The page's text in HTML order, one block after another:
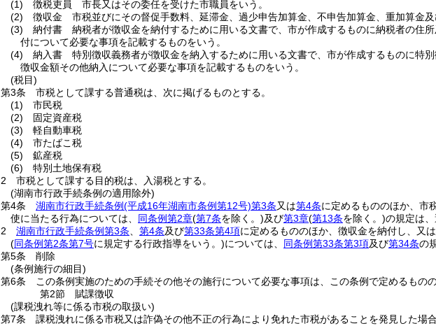
(1)
徴税吏員 市長又はその委任を受けた市職員をいう。
(2)
徴収金 市税並びにその督促手数料、延滞金、過少申告加算金、不申告加算金、重加算金及
(3)
納付書 納税者が徴収金を納付するために用いる文書で、市が作成するものに納税者の住
付について必要な事項を記載するものをいう。
(4)
納入書 特別徴収義務者が徴収金を納入するために用いる文書で、市が作成するものに特
徴収金額その他納入について必要な事項を記載するものをいう。
(税目)
第3条
市税として課する普通税は、次に掲げるものとする。
(1)
市民税
(2)
固定資産税
(3)
軽自動車税
(4)
市たばこ税
(5)
鉱産税
(6)
特別土地保有税
2
市税として課する目的税は、入湯税とする。
(湖南市行政手続条例の適用除外)
第4条
湖南市行政手続条例(平成16年湖南市条例第12号)第3条又は第4条に定めるもののほか、市
使に当たる行為については、 同条例第2章(第7条を除く。)及び第3章(第13条を除く。)の規定は、
2
湖南市行政手続条例第3条 第4条及び第33条第4項に定めるもののほか、徴収金を納付し、又
(同条例第2条第7号に規定する行政指導をいう。)については、 同条例第33条第3項及び第34条の
第5条
削除
(条例施行の細目)
第6条
この条例実施のための手続その他その施行について必要な事項は、この条例で定めるもの
第2節
賦課徴収
(課税洩れ等に係る市税の取扱い)
第7条
課税洩れに係る市税又は詐偽その他不正の行為により免れた市税があることを発見した場